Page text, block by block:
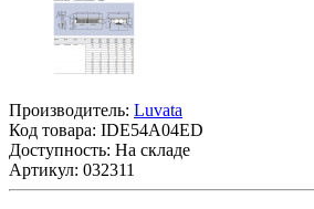
Производитель: Luvata
Код товара: IDE54A04ED
Доступность: На складе
Артикул: 032311